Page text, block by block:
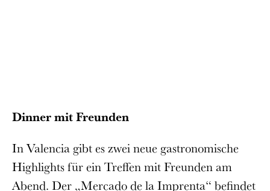
Dinner mit Freunden
In Valencia gibt es zwei neue gastronomische
Highlights für ein Treffen mit Freunden am
Abend. Der „Mercado de la Imprenta“ befindet